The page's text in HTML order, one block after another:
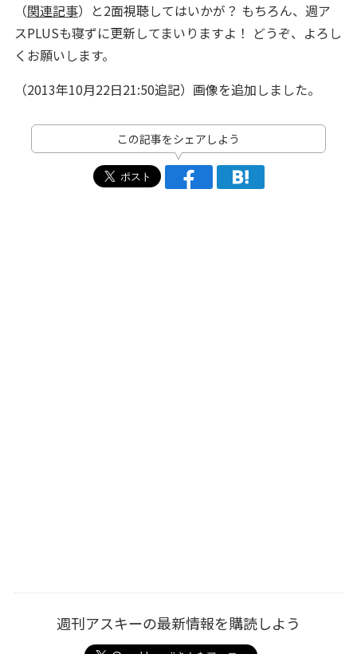
（関連記事）と2面視聴してはいかが？ もちろん、週ア
スPLUSも寝ずに更新してまいりますよ！ どうぞ、よろし
くお願いします。
（2013年10月22日21:50追記）画像を追加しました。
この記事をシェアしよう
週刊アスキーの最新情報を購読しよう